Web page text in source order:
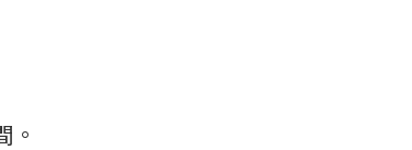
。